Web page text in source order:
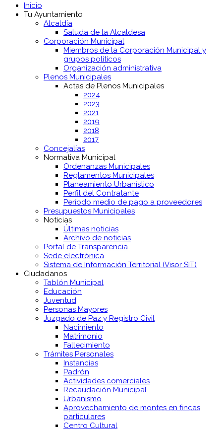
Inicio
Tu Ayuntamiento
Alcaldía
Saluda de la Alcaldesa
Corporación Municipal
Miembros de la Corporación Municipal y
grupos políticos
Organización administrativa
Plenos Municipales
Actas de Plenos Municipales
2024
2023
2021
2019
2018
2017
Concejalías
Normativa Municipal
Ordenanzas Municipales
Reglamentos Municipales
Planeamiento Urbanístico
Perfil del Contratante
Período medio de pago a proveedores
Presupuestos Municipales
Noticias
Últimas noticias
Archivo de noticias
Portal de Transparencia
Sede electrónica
Sistema de Información Territorial (Visor SIT)
Ciudadanos
Tablón Municipal
Educación
Juventud
Personas Mayores
Juzgado de Paz y Registro Civil
Nacimiento
Matrimonio
Fallecimiento
Trámites Personales
Instancias
Padrón
Actividades comerciales
Recaudación Municipal
Urbanismo
Aprovechamiento de montes en fincas
particulares
Centro Cultural